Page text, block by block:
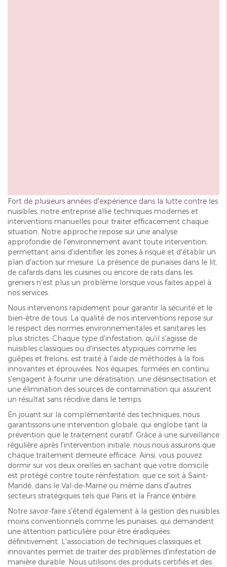
Fort de plusieurs années d'expérience dans la lutte contre les
nuisibles, notre entreprise allie techniques modernes et
interventions manuelles pour traiter efficacement chaque
situation. Notre approche repose sur une analyse
approfondie de l'environnement avant toute intervention,
permettant ainsi d'identifier les zones à risque et d'établir un
plan d'action sur mesure. La présence de punaises dans le lit,
de cafards dans les cuisines ou encore de rats dans les
greniers n'est plus un problème lorsque vous faites appel à
nos services.
Nous intervenons rapidement pour garantir la sécurité et le
bien-être de tous. La qualité de nos interventions repose sur
le respect des normes environnementales et sanitaires les
plus strictes. Chaque type d'infestation, qu'il s'agisse de
nuisibles classiques ou d'insectes atypiques comme les
guêpes et frelons, est traité à l'aide de méthodes à la fois
innovantes et éprouvées. Nos équipes, formées en continu,
s'engagent à fournir une dératisation, une désinsectisation et
une élimination des sources de contamination qui assurent
un résultat sans récidive dans le temps.
En jouant sur la complémentarité des techniques, nous
garantissons une intervention globale, qui englobe tant la
prévention que le traitement curatif. Grâce à une surveillance
régulière après l'intervention initiale, nous nous assurons que
chaque traitement demeure efficace. Ainsi, vous pouvez
dormir sur vos deux oreilles en sachant que votre domicile
est protégé contre toute réinfestation, que ce soit à Saint-
Mandé, dans le Val-de-Marne ou même dans d'autres
secteurs stratégiques tels que Paris et la France entière.
Notre savoir-faire s'étend également à la gestion des nuisibles
moins conventionnels comme les punaises, qui demandent
une attention particulière pour être éradiquées
définitivement. L'association de techniques classiques et
innovantes permet de traiter des problèmes d'infestation de
manière durable. Nous utilisons des produits certifiés et des